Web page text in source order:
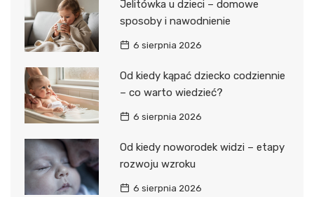
Jelitówka u dzieci – domowe
sposoby i nawodnienie
6 sierpnia 2026
Od kiedy kąpać dziecko codziennie
– co warto wiedzieć?
6 sierpnia 2026
Od kiedy noworodek widzi – etapy
rozwoju wzroku
6 sierpnia 2026